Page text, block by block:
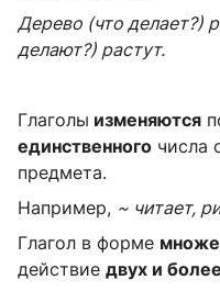
Дерево (что делает?)
делают?) растут.
Глаголы изменяются
единственного числа
предмета.
Например, ~ читает,
Глагол в форме
действие двух и более